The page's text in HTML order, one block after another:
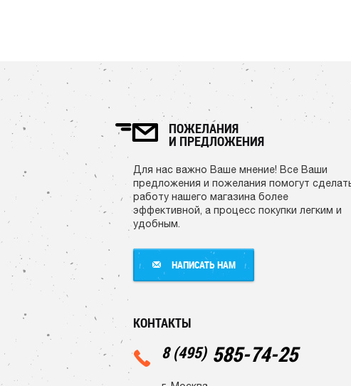
ПОЖЕЛАНИЯ
И ПРЕДЛОЖЕНИЯ
Для нас важно Ваше мнение! Все Ваши
предложения и пожелания помогут
работу нашего магазина более
эффективной, а процесс покупки легким и
удобным.
НАПИСАТЬ НАМ
КОНТАКТЫ
8 (495) 585-74-25